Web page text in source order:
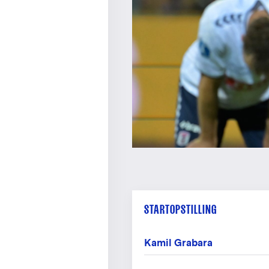
STARTOPSTILLING
Kamil Grabara